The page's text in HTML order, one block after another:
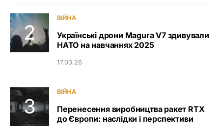
ВІЙНА
Українські дрони Magura V7 здивували
НАТО на навчаннях 2025
17.03.26
ВІЙНА
Перенесення виробництва ракет RTX
до Європи: наслідки і перспективи